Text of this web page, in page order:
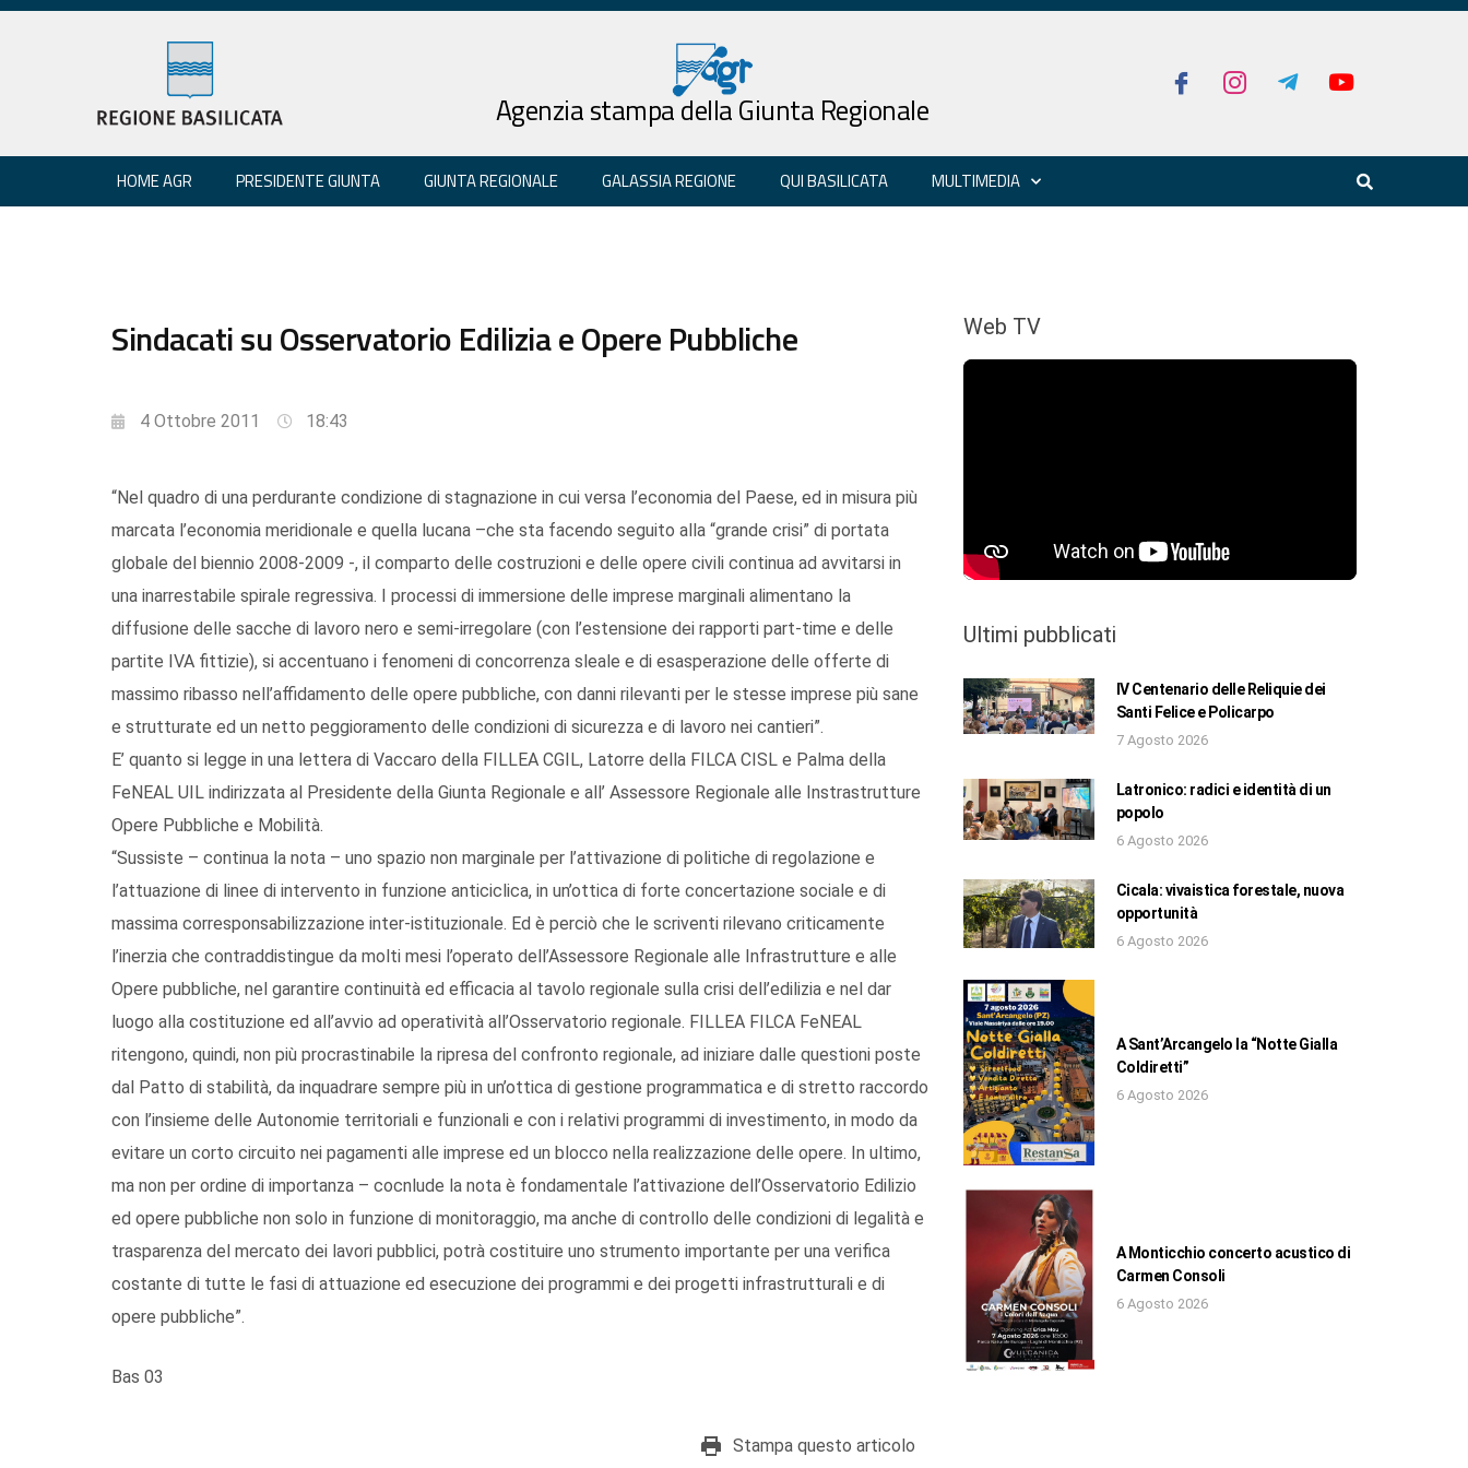
Agenzia stampa della Giunta Regionale
HOME AGR PRESIDENTE GIUNTA GIUNTA REGIONALE GALASSIA REGIONE QUI BASILICATA MULTIMEDIA
Sindacati su Osservatorio Edilizia e Opere Pubbliche
4 Ottobre 2011 18:43
“Nel quadro di una perdurante condizione di stagnazione in cui versa l’economia del Paese, ed in misura più
marcata l’economia meridionale e quella lucana –che sta facendo seguito alla “grande crisi” di portata
globale del biennio 2008-2009 -, il comparto delle costruzioni e delle opere civili continua ad avvitarsi in
una inarrestabile spirale regressiva. I processi di immersione delle imprese marginali alimentano la
diffusione delle sacche di lavoro nero e semi-irregolare (con l’estensione dei rapporti part-time e delle
partite IVA fittizie), si accentuano i fenomeni di concorrenza sleale e di esasperazione delle offerte di
massimo ribasso nell’affidamento delle opere pubbliche, con danni rilevanti per le stesse imprese più sane
e strutturate ed un netto peggioramento delle condizioni di sicurezza e di lavoro nei cantieri”.
E’ quanto si legge in una lettera di Vaccaro della FILLEA CGIL, Latorre della FILCA CISL e Palma della
FeNEAL UIL indirizzata al Presidente della Giunta Regionale e all’ Assessore Regionale alle Instrastrutture
Opere Pubbliche e Mobilità.
“Sussiste – continua la nota – uno spazio non marginale per l’attivazione di politiche di regolazione e
l’attuazione di linee di intervento in funzione anticiclica, in un’ottica di forte concertazione sociale e di
massima corresponsabilizzazione inter-istituzionale. Ed è perciò che le scriventi rilevano criticamente
l’inerzia che contraddistingue da molti mesi l’operato dell’Assessore Regionale alle Infrastrutture e alle
Opere pubbliche, nel garantire continuità ed efficacia al tavolo regionale sulla crisi dell’edilizia e nel dar
luogo alla costituzione ed all’avvio ad operatività all’Osservatorio regionale. FILLEA FILCA FeNEAL
ritengono, quindi, non più procrastinabile la ripresa del confronto regionale, ad iniziare dalle questioni poste
dal Patto di stabilità, da inquadrare sempre più in un’ottica di gestione programmatica e di stretto raccordo
con l’insieme delle Autonomie territoriali e funzionali e con i relativi programmi di investimento, in modo da
evitare un corto circuito nei pagamenti alle imprese ed un blocco nella realizzazione delle opere. In ultimo,
ma non per ordine di importanza – cocnlude la nota è fondamentale l’attivazione dell’Osservatorio Edilizio
ed opere pubbliche non solo in funzione di monitoraggio, ma anche di controllo delle condizioni di legalità e
trasparenza del mercato dei lavori pubblici, potrà costituire uno strumento importante per una verifica
costante di tutte le fasi di attuazione ed esecuzione dei programmi e dei progetti infrastrutturali e di
opere pubbliche”.
Bas 03
Stampa questo articolo
Web TV
Ultimi pubblicati
IV Centenario delle Reliquie dei
Santi Felice e Policarpo
7 Agosto 2026
Latronico: radici e identità di un
popolo
6 Agosto 2026
Cicala: vivaistica forestale, nuova
opportunità
6 Agosto 2026
A Sant’Arcangelo la “Notte Gialla
Coldiretti”
6 Agosto 2026
A Monticchio concerto acustico di
Carmen Consoli
6 Agosto 2026